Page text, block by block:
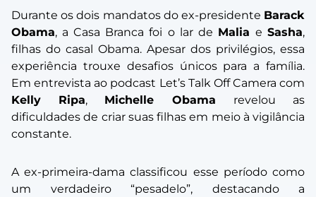
Durante os dois mandatos do ex-presidente Barack
Obama, a Casa Branca foi o lar de Malia eSasha,
filhas do casal Obama. Apesar dos privilégios, essa
experiência trouxe desafios únicos para a família.
Em entrevista ao podcast Let’s Talk Off Camera com
Kelly Ripa, Michelle Obama revelou as
dificuldades de criar suas filhas em meio à vigilância
constante.
A ex-primeira-dama classificou esse período como
um verdadeiro “pesadelo”, destacando a